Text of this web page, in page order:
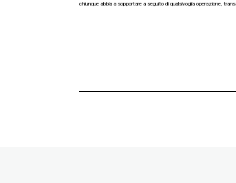
chiunque abbia a sopportare a seguito di qualsivoglia operazione,